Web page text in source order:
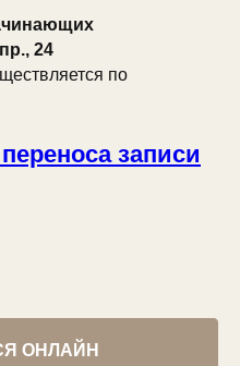
24
по
записи
ОНЛАЙН